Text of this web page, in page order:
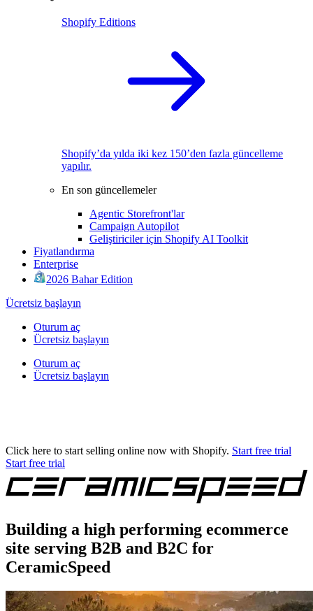
Shopify Editions
Shopify’da yılda iki kez 150’den fazla güncelleme
yapılır.
En son güncellemeler
Agentic Storefront'lar
Campaign Autopilot
Geliştiriciler için Shopify AI Toolkit
Fiyatlandırma
Enterprise
2026 Bahar Edition
Ücretsiz başlayın
Oturum aç
Ücretsiz başlayın
Oturum aç
Ücretsiz başlayın
Click here to start selling online now with Shopify. Start free trial
Start free trial
Building a high performing ecommerce
site serving B2B and B2C for
CeramicSpeed